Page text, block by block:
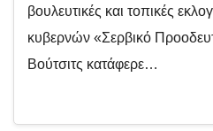
βουλευτικές και τοπικές
κυβερνών «Σερβικό
Βούτσιτς κατάφερε…